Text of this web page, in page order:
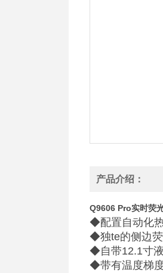
产品介绍：
Q9606 Pro实时荧
◆配置自动化
◆独te的侧边
◆自带12.1寸
◆带有温度梯